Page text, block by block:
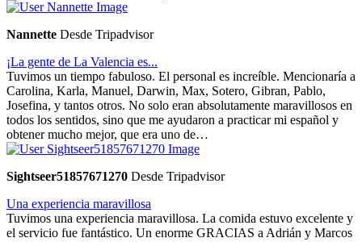
Nannette Desde Tripadvisor
¡La gente de La Valencia es...
Tuvimos un tiempo fabuloso. El personal es increíble. Mencionaría a
Carolina, Karla, Manuel, Darwin, Max, Sotero, Gibran, Pablo,
Josefina, y tantos otros. No solo eran absolutamente maravillosos en
todos los sentidos, sino que me ayudaron a practicar mi español y
obtener mucho mejor, que era uno de…
Sightseer51857671270 Desde Tripadvisor
Una experiencia maravillosa
Tuvimos una experiencia maravillosa. La comida estuvo excelente y
el servicio fue fantástico. Un enorme GRACIAS a Adrián y Marcos